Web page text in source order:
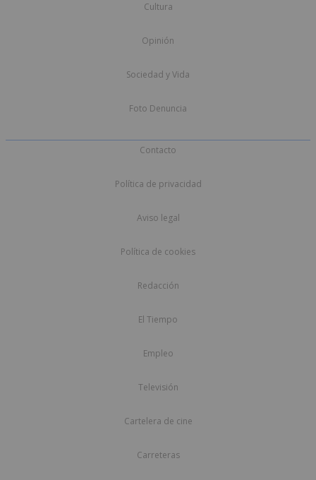
Cultura
Opinión
Sociedad y Vida
Foto Denuncia
Contacto
Política de privacidad
Aviso legal
Política de cookies
Redacción
El Tiempo
Empleo
Televisión
Cartelera de cine
Carreteras